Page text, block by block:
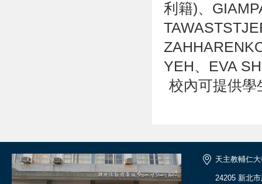
利籍)、
YEH、EVA
校內可提供學
天主教輔仁
24205 新北